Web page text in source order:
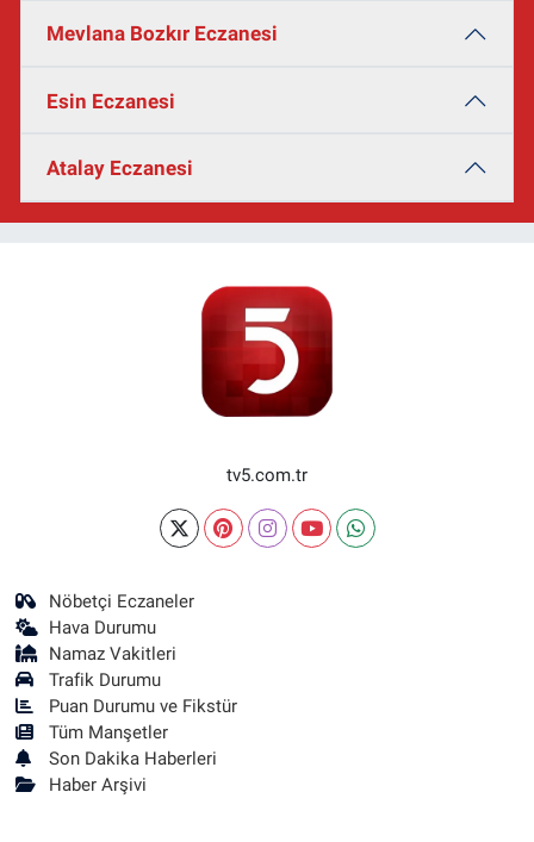
Mevlana Bozkır Eczanesi
Esin Eczanesi
Atalay Eczanesi
tv5.com.tr
Nöbetçi Eczaneler
Hava Durumu
Namaz Vakitleri
Trafik Durumu
Puan Durumu ve Fikstür
Tüm Manşetler
Son Dakika Haberleri
Haber Arşivi